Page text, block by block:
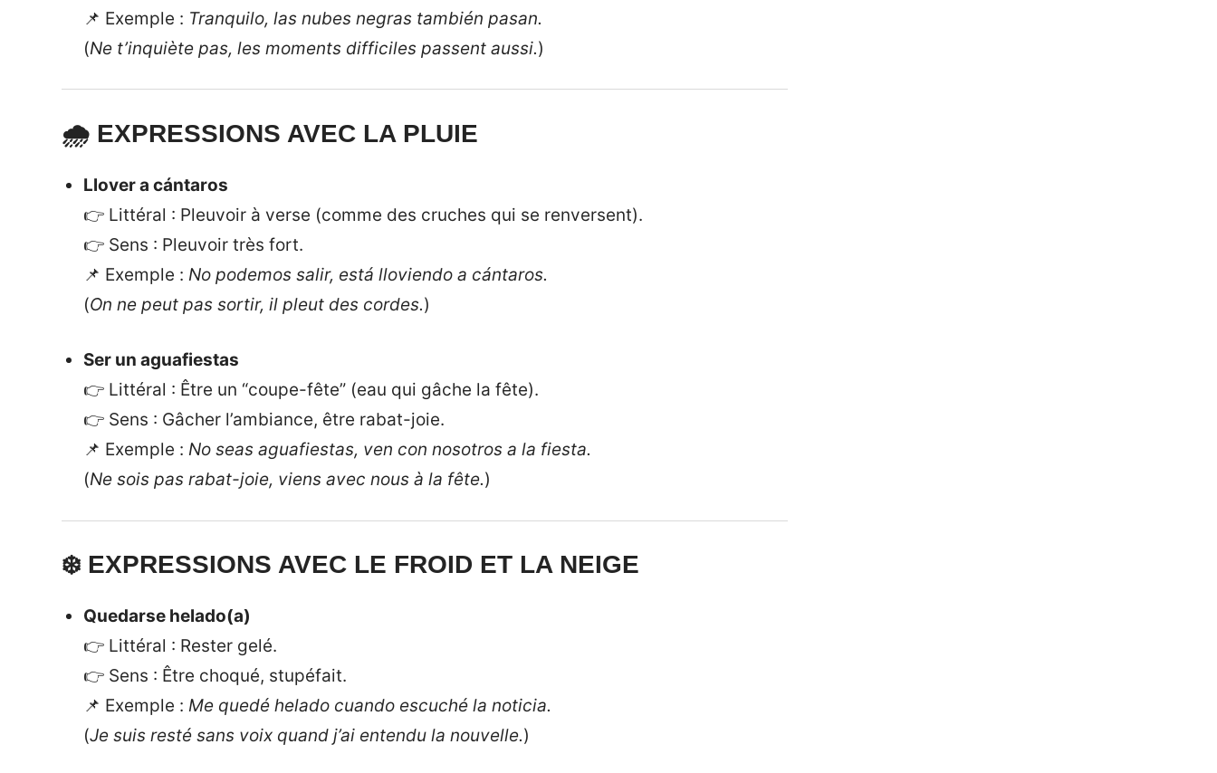
📌 Exemple : Tranquilo, las nubes negras también pasan.
(Ne t’inquiète pas, les moments difficiles passent aussi.)
🌧️ EXPRESSIONS AVEC LA PLUIE
Llover a cántaros
👉 Littéral : Pleuvoir à verse (comme des cruches qui se renversent).
👉 Sens : Pleuvoir très fort.
📌 Exemple : No podemos salir, está lloviendo a cántaros.
(On ne peut pas sortir, il pleut des cordes.)
Ser un aguafiestas
👉 Littéral : Être un “coupe-fête” (eau qui gâche la fête).
👉 Sens : Gâcher l’ambiance, être rabat-joie.
📌 Exemple : No seas aguafiestas, ven con nosotros a la fiesta.
(Ne sois pas rabat-joie, viens avec nous à la fête.)
❄️ EXPRESSIONS AVEC LE FROID ET LA NEIGE
Quedarse helado(a)
👉 Littéral : Rester gelé.
👉 Sens : Être choqué, stupéfait.
📌 Exemple : Me quedé helado cuando escuché la noticia.
(Je suis resté sans voix quand j’ai entendu la nouvelle.)